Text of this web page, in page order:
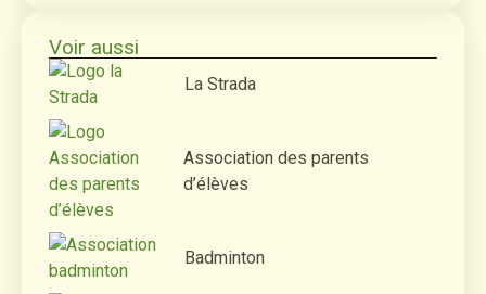
Voir aussi
La Strada
Association des parents
d’élèves
Badminton